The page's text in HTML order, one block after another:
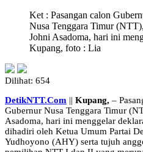
Ket : Pasangan calon
Nusa Tenggara Timur
Johni Asadoma, hari ini
Kupang, foto : Lia
Dilihat: 654
DetikNTT.Com || Kupang, –
Gubernur Nusa Tenggara Timur
Asadoma, hari ini menggelar
dihadiri oleh Ketua Umum Partai
Yudhoyono (AHY) serta tujuh